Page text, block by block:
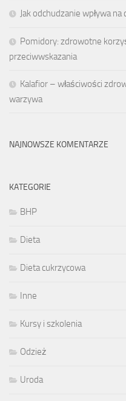
Jak odchudzanie wpływa
Pomidory: zdrowotne
przeciwwskazania
Kalafior – właściwości
warzywa
NAJNOWSZE KOMENTARZE
KATEGORIE
BHP
Dieta
Dieta cukrzycowa
Inne
Kursy i szkolenia
Odzież
Uroda